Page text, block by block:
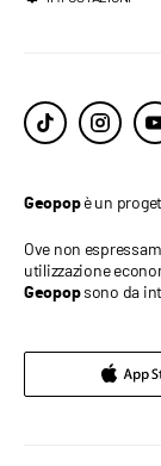
Geopopè un
Ove non
utilizzazione
Geopopsono da